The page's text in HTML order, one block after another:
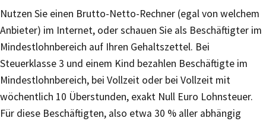
Nutzen Sie einen Brutto-Netto-Rechner (egal von welchem
Anbieter) im Internet, oder schauen Sie als Beschäftigter im
Mindestlohnbereich auf Ihren Gehaltszettel. Bei
Steuerklasse 3 und einem Kind bezahlen Beschäftigte im
Mindestlohnbereich, bei Vollzeit oder bei Vollzeit mit
wöchentlich 10 Überstunden, exakt Null Euro Lohnsteuer.
Für diese Beschäftigten, also etwa 30 % aller abhängig